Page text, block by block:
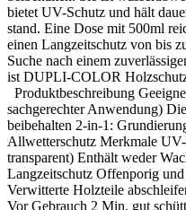
bietet UV-Schutz und hält
stand. Eine Dose mit 500ml
einen Langzeitschutz von bis
Suche nach einem
ist DUPLI-COLOR
Produktbeschreibung
sachgerechter Anwendung)
beibehalten 2-in-1:
Allwetterschutz Merkmale
transparent) Enthält weder
Langzeitschutz Offenporig
Verwitterte Holzteile
Vor Gebrauch 2 Min. gut